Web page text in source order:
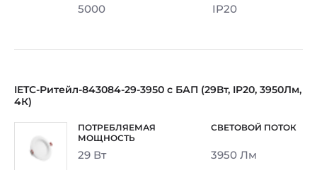
5000 IP20
IETC-Ритейл-843084-29-3950 с БАП (29Вт, IP20, 3950Лм,
4К)
29 Вт 3950 Лм